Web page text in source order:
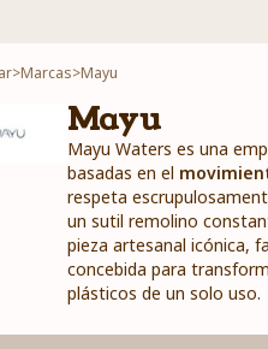
>Marcas>Mayu
Mayu
Mayu Waters es una
basadas en el
respeta
un sutil remolino
pieza artesanal icónica,
concebida para
plásticos de un solo uso.